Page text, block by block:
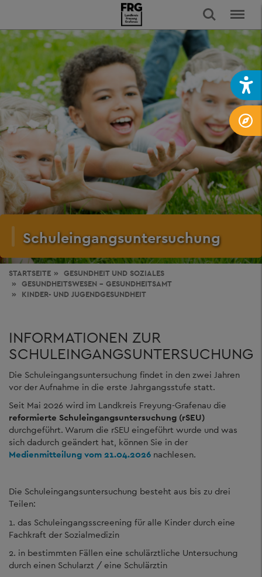
Schuleingangsuntersuchung
STARTSEITE GESUNDHEIT UND SOZIALES
GESUNDHEITSWESEN - GESUNDHEITSAMT
KINDER- UND JUGENDGESUNDHEIT
INFORMATIONEN ZUR
SCHULEINGANGSUNTERSUCHUNG
Die Schuleingangsuntersuchung findet in den zwei Jahren
vor der Aufnahme in die erste Jahrgangsstufe statt.
Seit Mai 2026 wird im Landkreis Freyung-Grafenau die
reformierte Schuleingangsuntersuchung (rSEU)
durchgeführt. Warum die rSEU eingeführt wurde und was
sich dadurch geändert hat, können Sie in der
Medienmitteilung vom 21.04.2026 nachlesen.
Die Schuleingangsuntersuchung besteht aus bis zu drei
Teilen:
1. das Schuleingangsscreening für alle Kinder durch eine
Fachkraft der Sozialmedizin
2. in bestimmten Fällen eine schulärztliche Untersuchung
durch einen Schularzt / eine Schulärztin